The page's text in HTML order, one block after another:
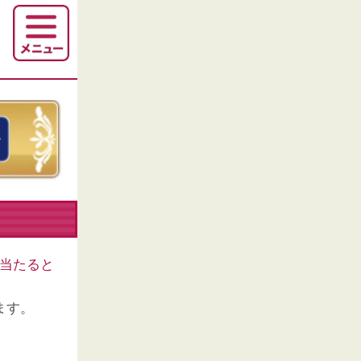
たると
。